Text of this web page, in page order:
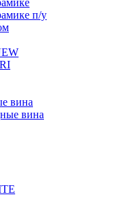
п/у
вина
вина